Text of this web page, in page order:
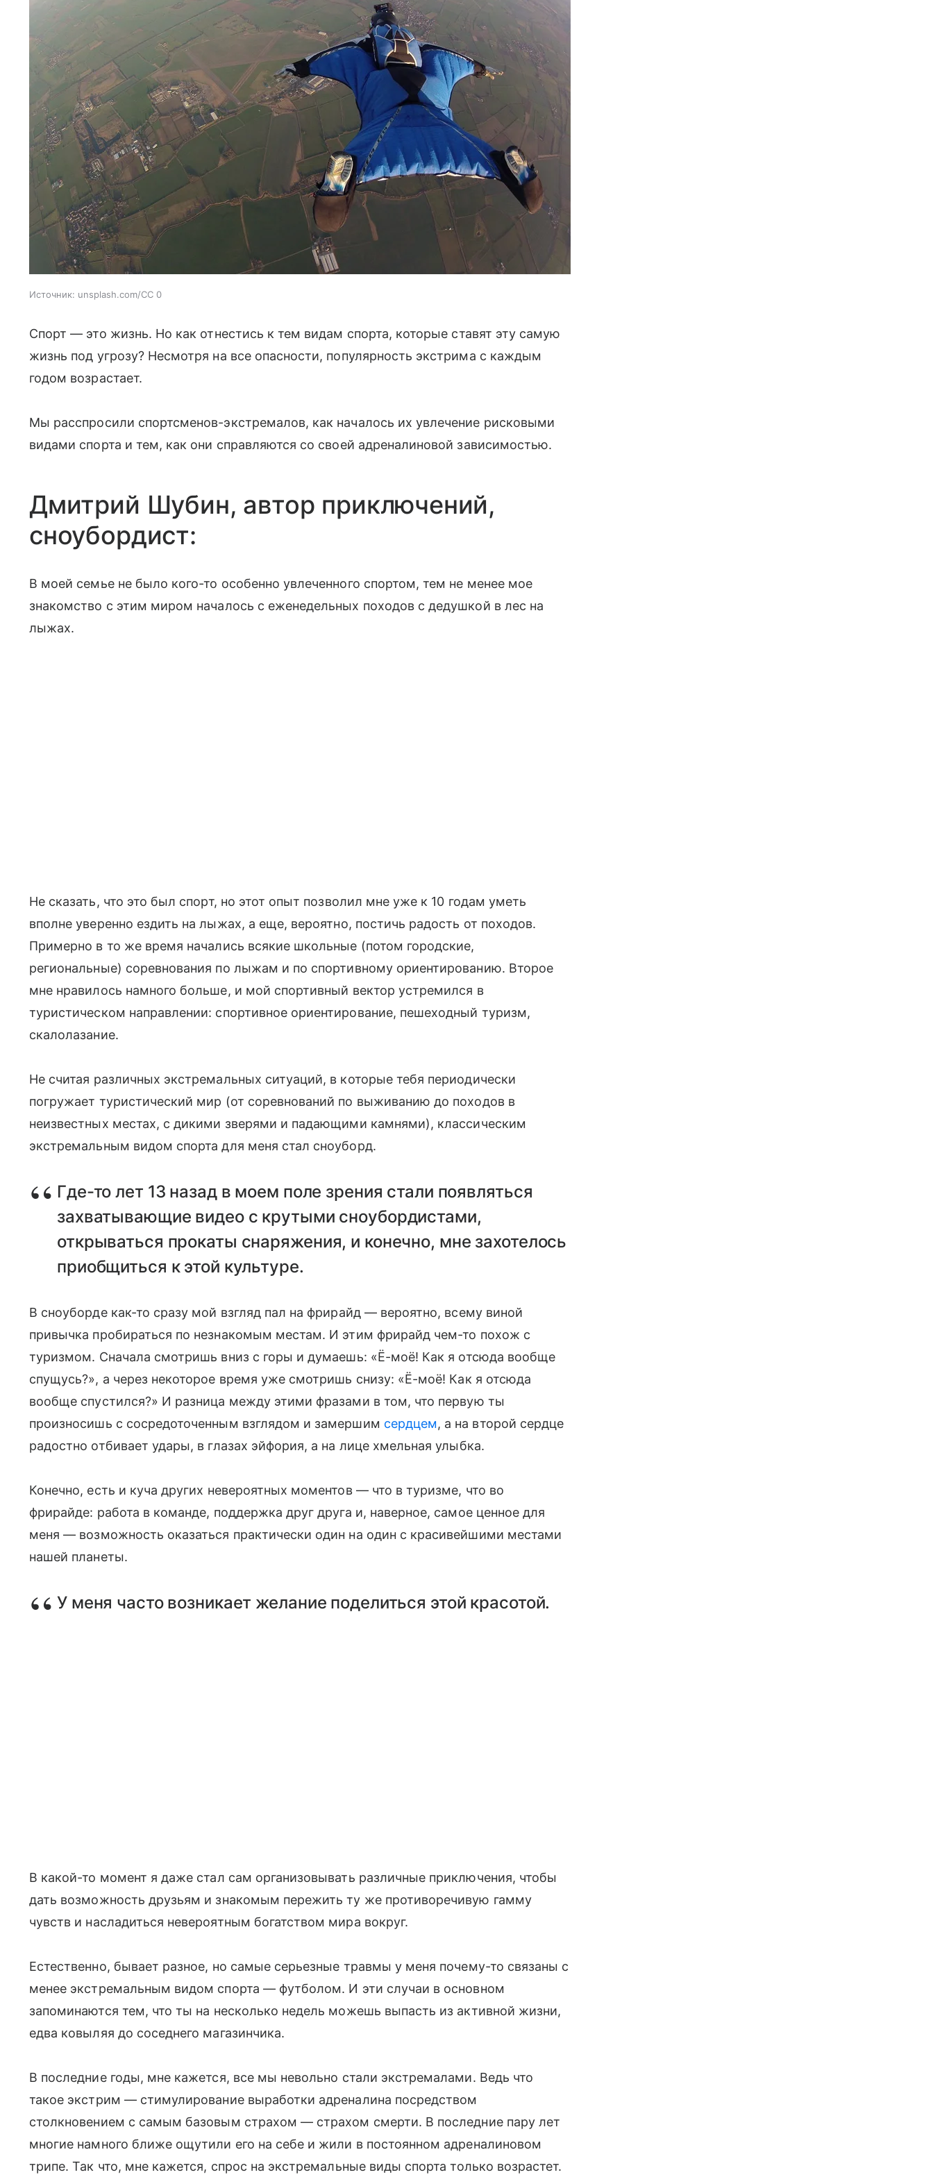
Источник: unsplash.com/CC 0
Спорт — это жизнь. Но как отнестись к тем видам спорта, которые ставят эту самую
жизнь под угрозу? Несмотря на все опасности, популярность экстрима с каждым
годом возрастает.
Мы расспросили спортсменов-экстремалов, как началось их увлечение рисковыми
видами спорта и тем, как они справляются со своей адреналиновой зависимостью.
Дмитрий Шубин, автор приключений,
сноубордист:
В моей семье не было кого-то особенно увлеченного спортом, тем не менее мое
знакомство с этим миром началось с еженедельных походов с дедушкой в лес на
лыжах.
Не сказать, что это был спорт, но этот опыт позволил мне уже к 10 годам уметь
вполне уверенно ездить на лыжах, а еще, вероятно, постичь радость от походов.
Примерно в то же время начались всякие школьные (потом городские,
региональные) соревнования по лыжам и по спортивному ориентированию. Второе
мне нравилось намного больше, и мой спортивный вектор устремился в
туристическом направлении: спортивное ориентирование, пешеходный туризм,
скалолазание.
Не считая различных экстремальных ситуаций, в которые тебя периодически
погружает туристический мир (от соревнований по выживанию до походов в
неизвестных местах, с дикими зверями и падающими камнями), классическим
экстремальным видом спорта для меня стал сноуборд.
Где-то лет 13 назад в моем поле зрения стали появляться
захватывающие видео с крутыми сноубордистами,
открываться прокаты снаряжения, и конечно, мне захотелось
приобщиться к этой культуре.
В сноуборде как-то сразу мой взгляд пал на фрирайд — вероятно, всему виной
привычка пробираться по незнакомым местам. И этим фрирайд чем-то похож с
туризмом. Сначала смотришь вниз с горы и думаешь: «Ё-моё! Как я отсюда вообще
спущусь?», а через некоторое время уже смотришь снизу: «Ё-моё! Как я отсюда
вообще спустился?» И разница между этими фразами в том, что первую ты
произносишь с сосредоточенным взглядом и замершим сердцем, а на второй сердце
радостно отбивает удары, в глазах эйфория, а на лице хмельная улыбка.
Конечно, есть и куча других невероятных моментов — что в туризме, что во
фрирайде: работа в команде, поддержка друг друга и, наверное, самое ценное для
меня — возможность оказаться практически один на один с красивейшими местами
нашей планеты.
У меня часто возникает желание поделиться этой красотой.
В какой-то момент я даже стал сам организовывать различные приключения, чтобы
дать возможность друзьям и знакомым пережить ту же противоречивую гамму
чувств и насладиться невероятным богатством мира вокруг.
Естественно, бывает разное, но самые серьезные травмы у меня почему-то связаны с
менее экстремальным видом спорта — футболом. И эти случаи в основном
запоминаются тем, что ты на несколько недель можешь выпасть из активной жизни,
едва ковыляя до соседнего магазинчика.
В последние годы, мне кажется, все мы невольно стали экстремалами. Ведь что
такое экстрим — стимулирование выработки адреналина посредством
столкновением с самым базовым страхом — страхом смерти. В последние пару лет
многие намного ближе ощутили его на себе и жили в постоянном адреналиновом
трипе. Так что, мне кажется, спрос на экстремальные виды спорта только возрастет.